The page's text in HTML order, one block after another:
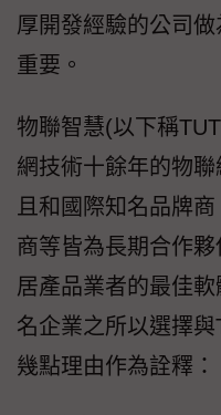
厚開發經驗的公司
重要。
物聯智慧(以下稱
網技術十餘年的物聯
且和國際知名品牌
商等皆為長期合作
居產品業者的最佳
名企業之所以選擇
幾點理由作為詮釋：